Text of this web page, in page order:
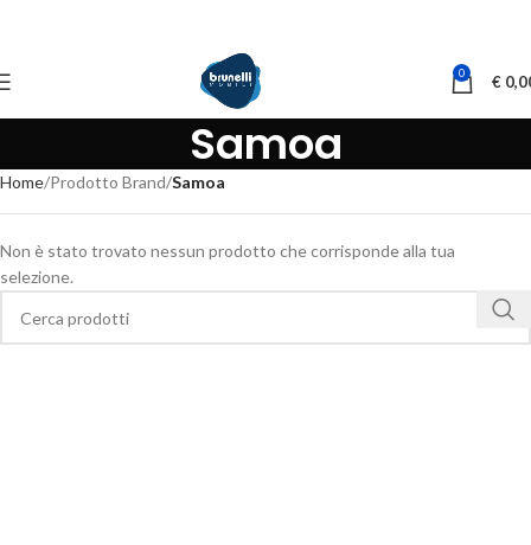
0 €
Samoa
Home Prodotto Brand Samoa
Non è stato trovato nessun prodotto che corrisponde alla tua
selezione.